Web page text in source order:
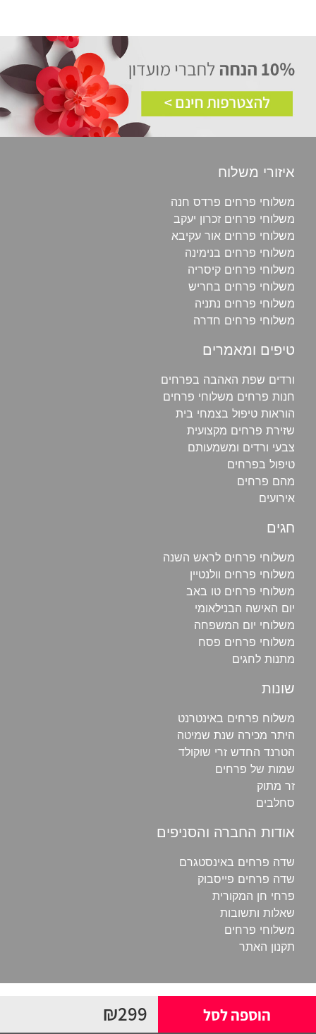
הוספה לסל ₪299
איזורי משלוח
משלוחי פרחים פרדס חנה
משלוחי פרחים זכרון יעקב
משלוחי פרחים אור עקיבא
משלוחי פרחים בנימינה
משלוחי פרחים קיסריה
משלוחי פרחים בחריש
משלוחי פרחים נתניה
משלוחי פרחים חדרה
טיפים ומאמרים
ורדים שפת האהבה בפרחים
חנות פרחים משלוחי פרחים
הוראות טיפול בצמחי בית
שזירת פרחים מקצועית
צבעי ורדים ומשמעותם
טיפול בפרחים
מהם פרחים
אירועים
חגים
משלוחי פרחים לראש השנה
משלוחי פרחים וולנטיין
משלוחי פרחים טו באב
יום האישה הבנילאומי
משלוחי יום המשפחה
משלוחי פרחים פסח
מתנות לחגים
שונות
משלוח פרחים באינטרנט
היתר מכירה שנת שמיטה
הטרנד החדש זרי שוקולד
שמות של פרחים
זר מתוק
סחלבים
אודות החברה והסניפים
שדה פרחים באינסטגרם
שדה פרחים פייסבוק
פרחי חן‎ המקורית
שאלות ותשובות
משלוחי פרחים‎
תקנון האתר